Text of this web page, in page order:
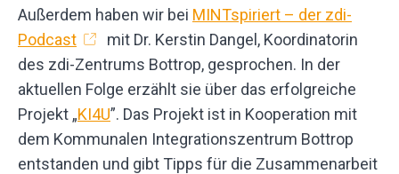
Außerdem haben wir bei MINTspiriert – der zdi-
Podcast
mit Dr. Kerstin Dangel, Koordinatorin
des zdi-Zentrums Bottrop, gesprochen. In der
aktuellen Folge erzählt sie über das erfolgreiche
Projekt „KI4U”. Das Projekt ist in Kooperation mit
dem Kommunalen Integrationszentrum Bottrop
entstanden und gibt Tipps für die Zusammenarbeit